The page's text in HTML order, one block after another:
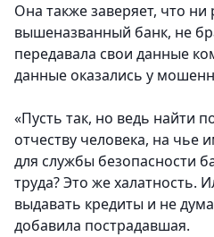
Она также заверяет, что ни
вышеназванный банк, не
передавала свои данные
данные оказались у
«Пусть так, но ведь найти
отчеству человека, на чье
для службы безопасности
труда? Это же халатность.
выдавать кредиты и не
добавила пострадавшая.